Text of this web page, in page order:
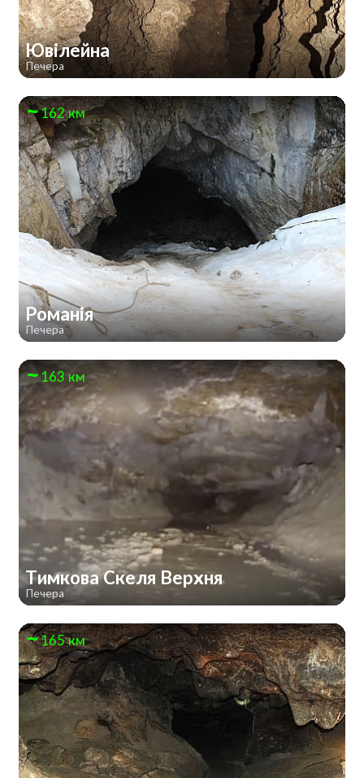
Ювілейна
Печера
162 км
Романія
Печера
163 км
Тимкова Скеля Верхня
Печера
165 км